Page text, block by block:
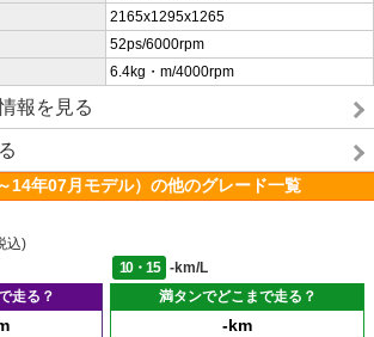
2165x1295x1265
52ps/6000rpm
6.4kg・m/4000rpm
報を見る
14年07月モデル）の他のグレード一覧
込)
10・15
-km/L
走る？
満タンでどこまで走る？
-km